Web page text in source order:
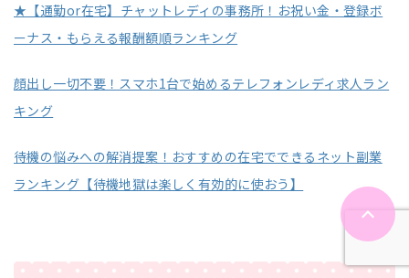
★【通勤or在宅】チャットレディの事務所！お祝い金・登録ボ
ーナス・もらえる報酬額順ランキング
顔出し一切不要！スマホ1台で始めるテレフォンレディ求人ラン
キング
待機の悩みへの解消提案！おすすめの在宅でできるネット副業
ランキング【待機地獄は楽しく有効的に使おう】